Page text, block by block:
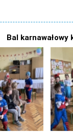
Bal karnawałowy